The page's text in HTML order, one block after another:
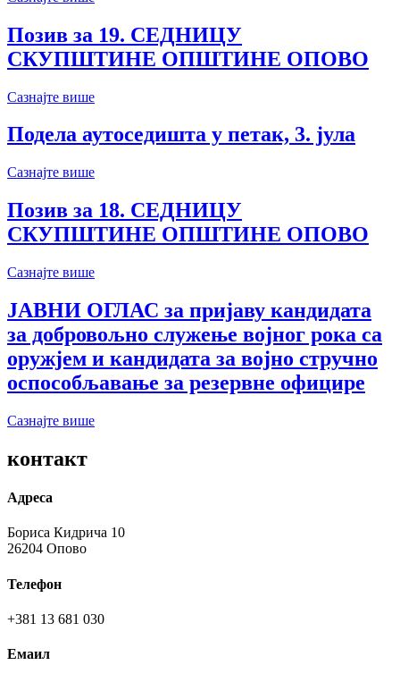
Позив за 19. СЕДНИЦУ
СКУПШТИНЕ ОПШТИНЕ ОПОВО
Сазнајте више
Подела аутоседишта у петак, 3. јула
Сазнајте више
Позив за 18. СЕДНИЦУ
СКУПШТИНЕ ОПШТИНЕ ОПОВО
Сазнајте више
ЈАВНИ ОГЛАС за пријаву кандидата
за добровољно служење војног рока са
оружјем и кандидата за војно стручно
оспособљавање за резервне официре
Сазнајте више
контакт
Адреса
Бориса Кидрича 10
26204 Опово
Телефон
+381 13 681 030
Емаил